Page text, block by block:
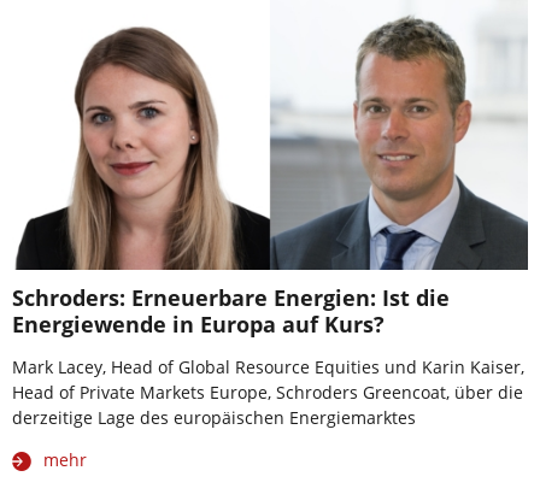
Schroders: Erneuerbare Energien: Ist die
Energiewende in Europa auf Kurs?
Mark Lacey, Head of Global Resource Equities und Karin Kaiser,
Head of Private Markets Europe, Schroders Greencoat, über die
derzeitige Lage des europäischen Energiemarktes
mehr